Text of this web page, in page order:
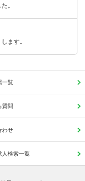
。
ます。
一覧
質問
わせ
人検索一覧